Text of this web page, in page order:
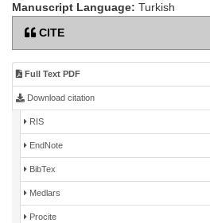
Manuscript Language: Turkish
CITE
Full Text PDF
Download citation
RIS
EndNote
BibTex
Medlars
Procite